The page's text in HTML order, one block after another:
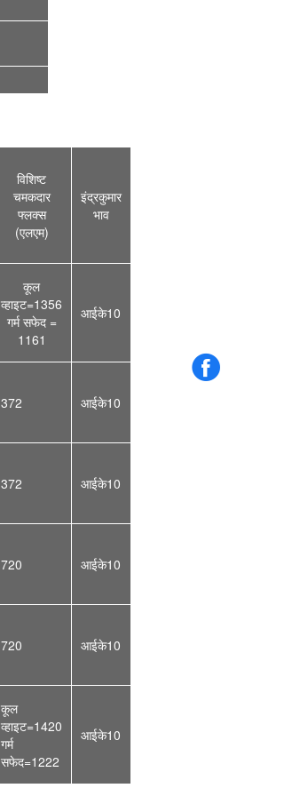
विशिष्ट
चमकदार
फ्लक्स
(एलएम)
इंद्रकुमार
भाव
कूल
व्हाइट=1356
गर्म सफेद =
1161
आईके10
372 आईके10
372 आईके10
720 आईके10
720 आईके10
कूल
व्हाइट=1420
गर्म
सफेद=1222
आईके10